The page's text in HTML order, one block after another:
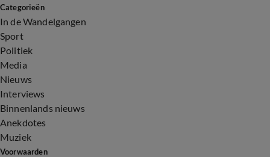
Categorieën
In de Wandelgangen
Sport
Politiek
Media
Nieuws
Interviews
Binnenlands nieuws
Anekdotes
Muziek
Voorwaarden